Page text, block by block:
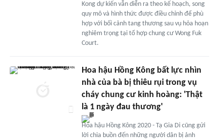
Kong dự kiến vẫn diễn ra theo kế hoạch, song
quy mô và hình thức được điều chỉnh để phù
hợp với bối cảnh tang thương sau vụ hỏa hoạn
nghiêm trọng tại tổ hợp chung cư Wong Fuk
Court.
Hoa hậu Hồng Kông bất lực nhìn
nhà của bà bị thiêu rụi trong vụ
cháy chung cư kinh hoàng: 'Thật
là 1 ngày đau thương'
Hoa hậu Hồng Kông 2020 - Tạ Gia Di cũng gửi
lời chia buồn đến những người dân bị ảnh